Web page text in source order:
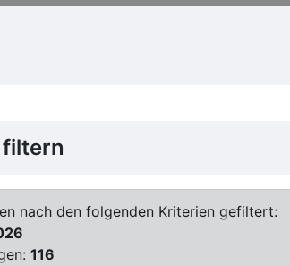
nach den folgenden Kriterien gefiltert:
116